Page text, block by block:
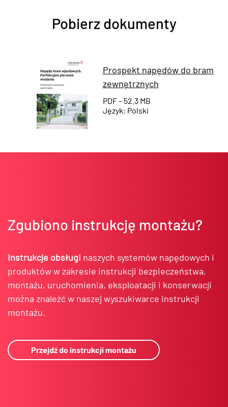
Pobierz dokumenty
Prospekt napędów do bram
zewnętrznych
PDF – 52.3 MB
Język: Polski
Zgubiono instrukcję montażu?
Instrukcje obsługi naszych systemów napędowych i
produktów w zakresie instrukcji bezpieczeństwa,
montażu, uruchomienia, eksploatacji i konserwacji
można znaleźć w naszej wyszukiwarce instrukcji
montażu.
Przejdź do instrukcji montażu